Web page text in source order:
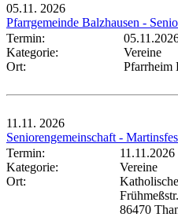
05.11. 2026
Pfarrgemeinde Balzhausen -
Termin:
Kategorie:
Vereine
Ort:
Pfarrheim
11.11. 2026
Seniorengemeinschaft -
Termin:
Kategorie:
Vereine
Ort:
86470